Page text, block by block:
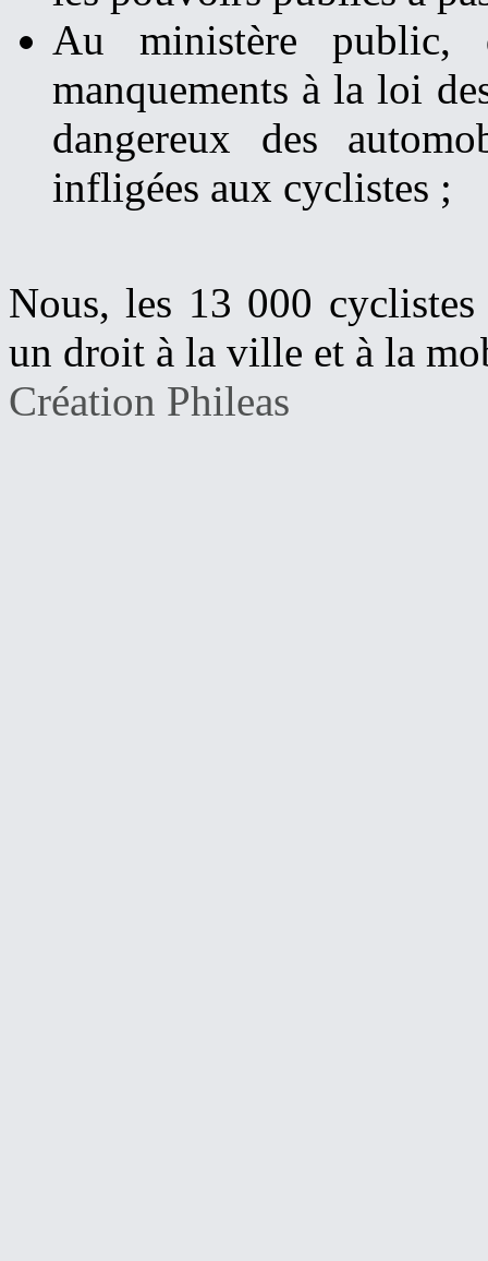
Au ministère public,
manquements à la loi
dangereux des
infligées aux cyclistes ;
Nous, les 13 000
un droit à la ville et à la
Création Phileas